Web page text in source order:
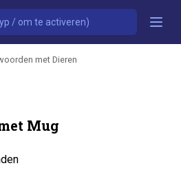
met Dieren
Mug